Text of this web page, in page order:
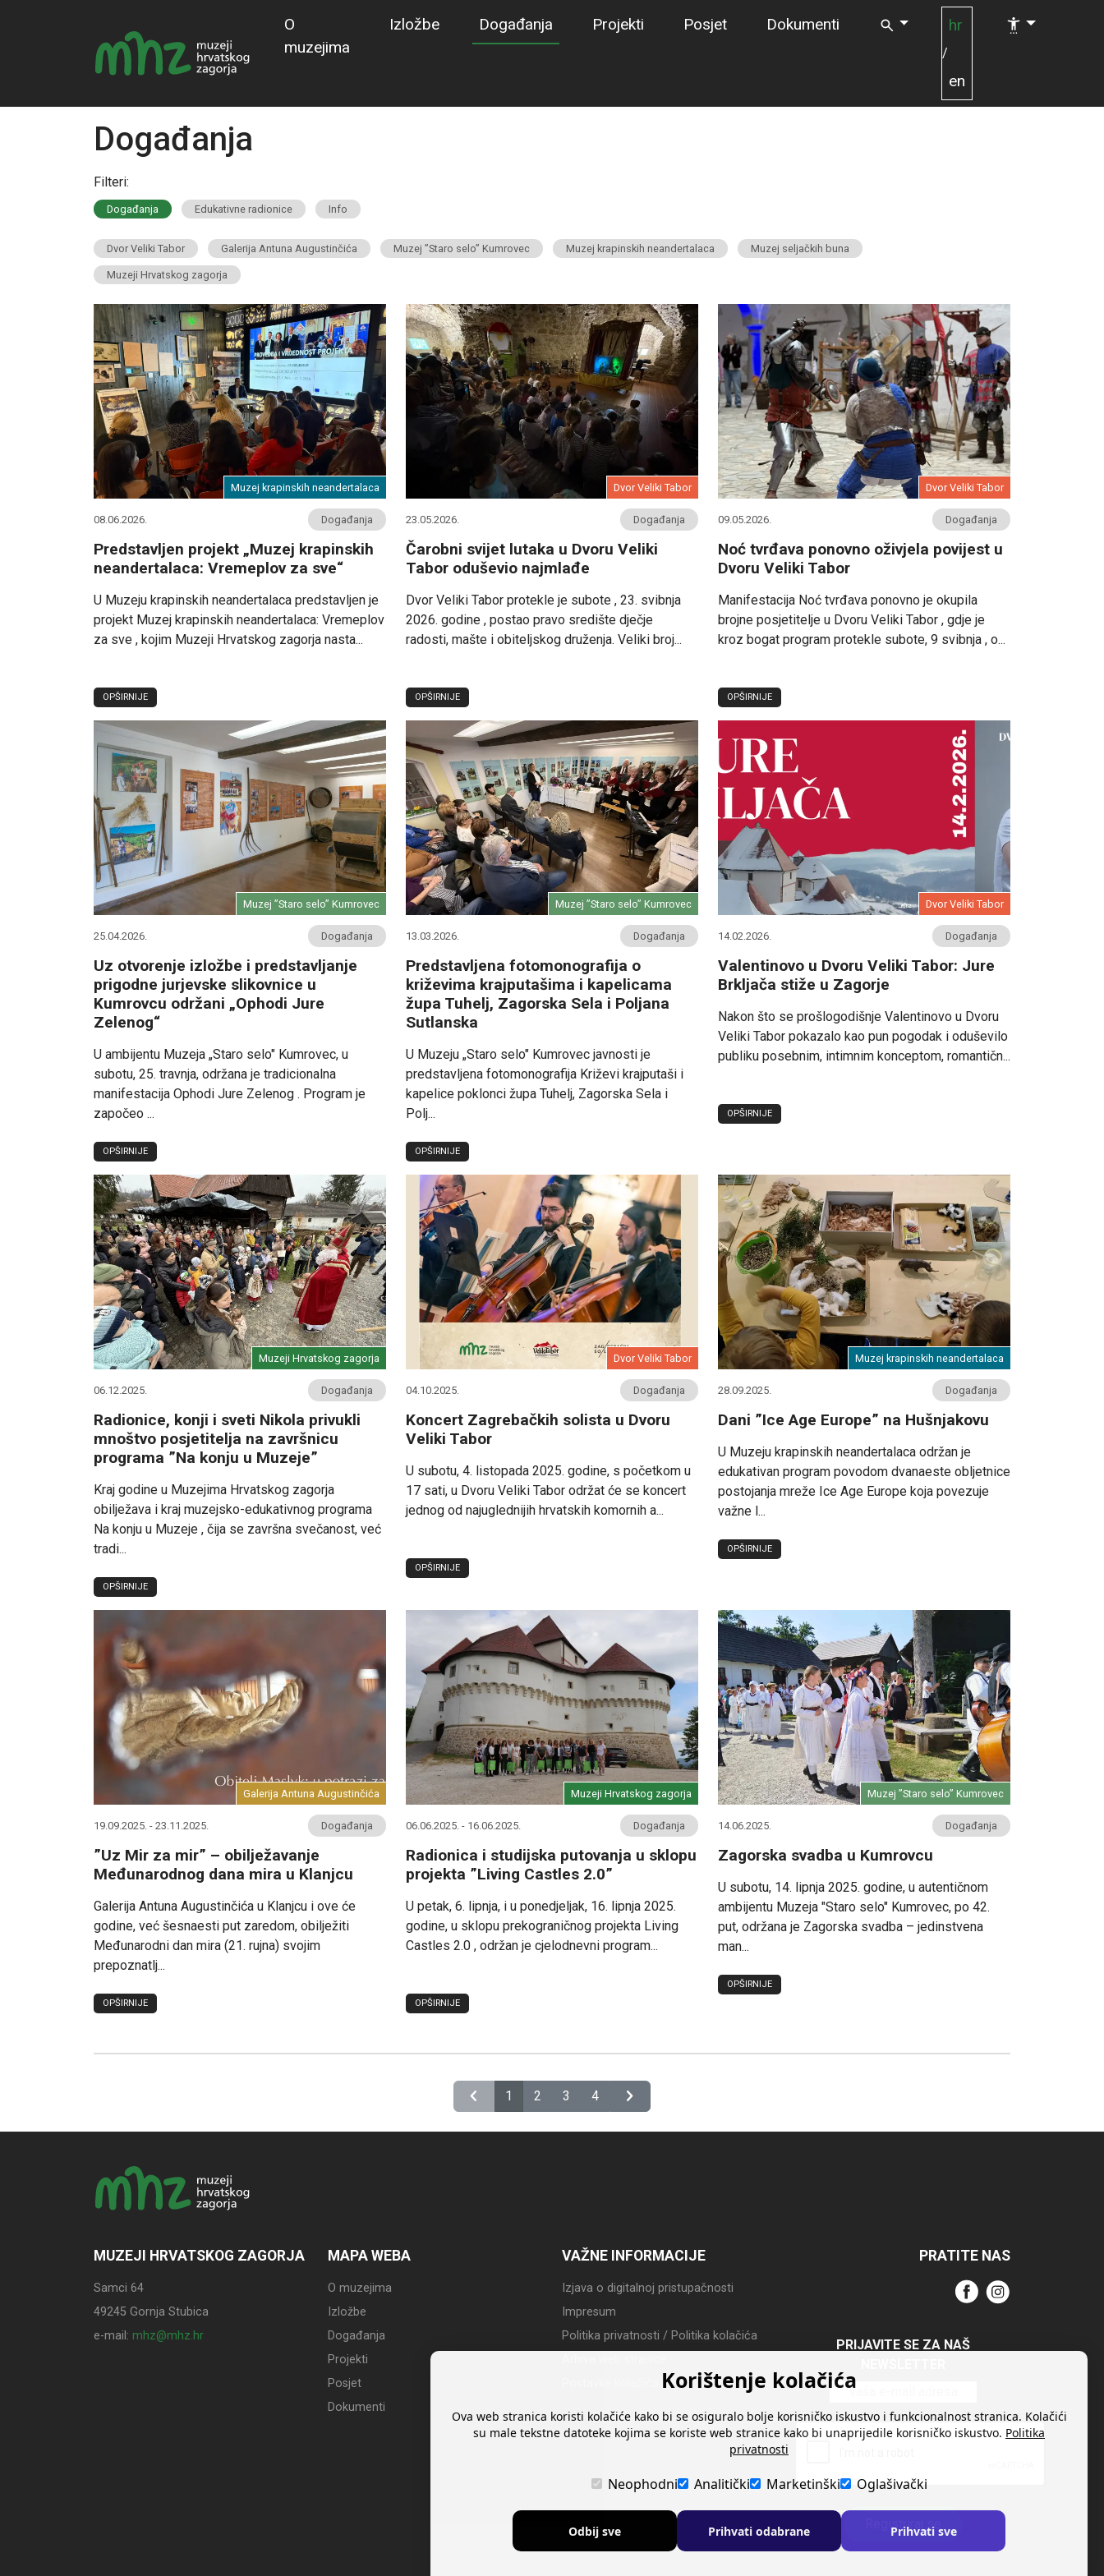
O
muzejima
Izložbe Događanja Projekti Posjet Dokumenti hr
/
en
Događanja
Filteri:
Događanja Edukativne radionice Info
Dvor Veliki Tabor Galerija Antuna Augustinčića Muzej ”Staro selo” Kumrovec Muzej krapinskih neandertalaca Muzej seljačkih buna
Muzeji Hrvatskog zagorja
Muzej krapinskih neandertalaca
08.06.2026. Događanja
Predstavljen projekt „Muzej krapinskih
neandertalaca: Vremeplov za sve“
U Muzeju krapinskih neandertalaca predstavljen je
projekt Muzej krapinskih neandertalaca: Vremeplov
za sve , kojim Muzeji Hrvatskog zagorja nasta...
OPŠIRNIJE
Dvor Veliki Tabor
23.05.2026. Događanja
Čarobni svijet lutaka u Dvoru Veliki
Tabor oduševio najmlađe
Dvor Veliki Tabor protekle je subote , 23. svibnja
2026. godine , postao pravo središte dječje
radosti, mašte i obiteljskog druženja. Veliki broj...
OPŠIRNIJE
Dvor Veliki Tabor
09.05.2026. Događanja
Noć tvrđava ponovno oživjela povijest u
Dvoru Veliki Tabor
Manifestacija Noć tvrđava ponovno je okupila
brojne posjetitelje u Dvoru Veliki Tabor , gdje je
kroz bogat program protekle subote, 9 svibnja , o...
OPŠIRNIJE
Muzej ”Staro selo” Kumrovec
25.04.2026. Događanja
Uz otvorenje izložbe i predstavljanje
prigodne jurjevske slikovnice u
Kumrovcu održani „Ophodi Jure
Zelenog“
U ambijentu Muzeja „Staro selo" Kumrovec, u
subotu, 25. travnja, održana je tradicionalna
manifestacija Ophodi Jure Zelenog . Program je
započeo ...
OPŠIRNIJE
Muzej ”Staro selo” Kumrovec
13.03.2026. Događanja
Predstavljena fotomonografija o
križevima krajputašima i kapelicama
župa Tuhelj, Zagorska Sela i Poljana
Sutlanska
U Muzeju „Staro selo" Kumrovec javnosti je
predstavljena fotomonografija Križevi krajputaši i
kapelice poklonci župa Tuhelj, Zagorska Sela i
Polj...
OPŠIRNIJE
Dvor Veliki Tabor
14.02.2026. Događanja
Valentinovo u Dvoru Veliki Tabor: Jure
Brkljača stiže u Zagorje
Nakon što se prošlogodišnje Valentinovo u Dvoru
Veliki Tabor pokazalo kao pun pogodak i oduševilo
publiku posebnim, intimnim konceptom, romantičn...
OPŠIRNIJE
Muzeji Hrvatskog zagorja
06.12.2025. Događanja
Radionice, konji i sveti Nikola privukli
mnoštvo posjetitelja na završnicu
programa ”Na konju u Muzeje”
Kraj godine u Muzejima Hrvatskog zagorja
obilježava i kraj muzejsko-edukativnog programa
Na konju u Muzeje , čija se završna svečanost, već
tradi...
OPŠIRNIJE
Dvor Veliki Tabor
04.10.2025. Događanja
Koncert Zagrebačkih solista u Dvoru
Veliki Tabor
U subotu, 4. listopada 2025. godine, s početkom u
17 sati, u Dvoru Veliki Tabor održat će se koncert
jednog od najuglednijih hrvatskih komornih a...
OPŠIRNIJE
Muzej krapinskih neandertalaca
28.09.2025. Događanja
Dani ”Ice Age Europe” na Hušnjakovu
U Muzeju krapinskih neandertalaca održan je
edukativan program povodom dvanaeste obljetnice
postojanja mreže Ice Age Europe koja povezuje
važne l...
OPŠIRNIJE
Galerija Antuna Augustinčića
19.09.2025. - 23.11.2025. Događanja
”Uz Mir za mir” – obilježavanje
Međunarodnog dana mira u Klanjcu
Galerija Antuna Augustinčića u Klanjcu i ove će
godine, već šesnaesti put zaredom, obilježiti
Međunarodni dan mira (21. rujna) svojim
prepoznatlj...
OPŠIRNIJE
Muzeji Hrvatskog zagorja
06.06.2025. - 16.06.2025. Događanja
Radionica i studijska putovanja u sklopu
projekta ”Living Castles 2.0”
U petak, 6. lipnja, i u ponedjeljak, 16. lipnja 2025.
godine, u sklopu prekograničnog projekta Living
Castles 2.0 , održan je cjelodnevni program...
OPŠIRNIJE
Muzej ”Staro selo” Kumrovec
14.06.2025. Događanja
Zagorska svadba u Kumrovcu
U subotu, 14. lipnja 2025. godine, u autentičnom
ambijentu Muzeja "Staro selo" Kumrovec, po 42.
put, održana je Zagorska svadba – jedinstvena
man...
OPŠIRNIJE
chevron_left 1 2 3 4 chevron_right
MUZEJI HRVATSKOG ZAGORJA
Samci 64
49245 Gornja Stubica
e-mail: mhz@mhz.hr
MAPA WEBA
O muzejima
Izložbe
Događanja
Projekti
Posjet
Dokumenti
VAŽNE INFORMACIJE
Izjava o digitalnoj pristupačnosti
Impresum
Politika privatnosti / Politika kolačića
PRATITE NAS
PRIJAVITE SE ZA NAŠ
Registriraj se
Korištenje kolačića
Ova web stranica koristi kolačiće kako bi se osiguralo bolje korisničko iskustvo i funkcionalnost stranica. Kolačići
su male tekstne datoteke kojima se koriste web stranice kako bi unaprijedile korisničko iskustvo. Politika
privatnosti
Neophodni Analitički Marketinški Oglašivački
Odbij sve Prihvati odabrane Prihvati sve